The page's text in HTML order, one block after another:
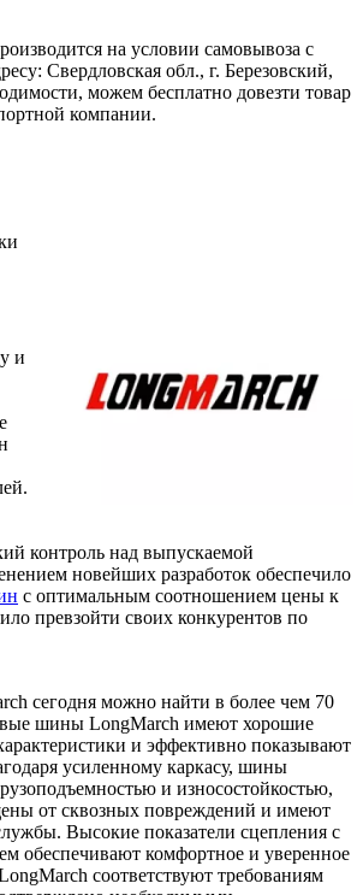
на условии самовывоза с
Свердловская обл., г. Березовский,
можем бесплатно довезти товар
компании.
и
контроль над выпускаемой
новейших разработок обеспечило
с оптимальным соотношением цены к
превзойти своих конкурентов по
сегодня можно найти в более чем 70
шины LongMarch имеют хорошие
и эффективно показывают
усиленному каркасу, шины
и износостойкостью,
от сквозных повреждений и имеют
Высокие показатели сцепления с
обеспечивают комфортное и уверенное
соответствуют требованиям